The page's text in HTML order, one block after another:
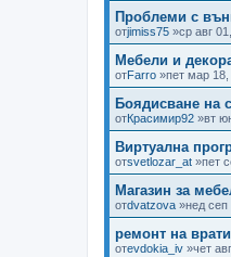
Проблеми с
отjimiss75 »ср авг
Мебели и
отFarro »пет мар 18,
Боядисване на
отКрасимир92 »вт
Виртуална
отsvetlozar_at »пет
Магазин за
отdvatzova »нед сеп
ремонт на врати
отevdokia_iv »чет